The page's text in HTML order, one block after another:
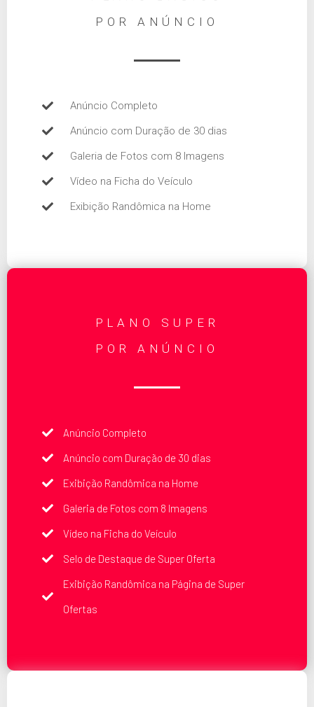
POR ANÚNCIO
Anúncio Completo
Anúncio com Duração de 30 dias
Galeria de Fotos com 8 Imagens
Vídeo na Ficha do Veículo
Exibição Randômica na Home
PLANO SUPER
POR ANÚNCIO
Anúncio Completo
Anúncio com Duração de 30 dias
Exibição Randômica na Home
Galeria de Fotos com 8 Imagens
Vídeo na Ficha do Veículo
Selo de Destaque de Super Oferta
Exibição Randômica na Página de Super
Ofertas